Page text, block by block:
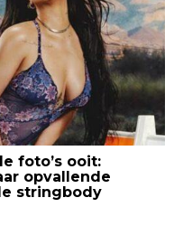
foto’s ooit:
opvallende
stringbody